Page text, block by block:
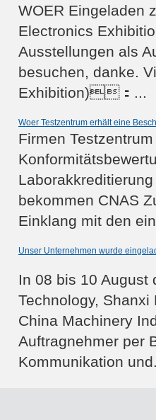
WOER Eingeladen
Electronics
Ausstellungen als
besuchen, danke.
Exhibition)：...
Woer Testzentrum erhält eine
Firmen
bekommen CNAS
Einklang mit den
Unser Unternehmen wurde
In 08 bis 10 August
Technology,
China Machinery
Auftragnehmer per
Kommunikation